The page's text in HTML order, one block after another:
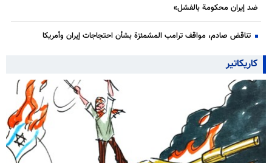
ضد إيران محكومة بالفشل»
تناقض صادم، مواقف ترامب المشمئزة بشأن احتجاجات إيران وأمريكا
كاريكاتير